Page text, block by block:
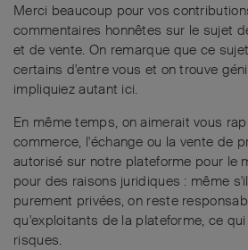
Merci beaucoup pour vos
commentaires honnêtes sur le sujet
et de vente. On remarque que ce
certains d'entre vous et on trouve
impliquiez autant ici.
En même temps, on aimerait vous
commerce, l'échange ou la vente de
autorisé sur notre plateforme pour le
pour des raisons juridiques : même
purement privées, on reste
qu'exploitants de la plateforme, ce
risques.